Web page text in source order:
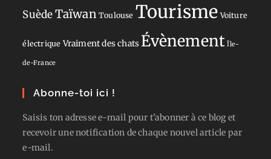
SuèdeTaïwan Toulouse Tourisme Voiture
électrique Vraiment des chats Évènement Île-
de-France
Abonne-toi ici !
Saisis ton adresse e-mail pour t'abonner à ce blog et
recevoir une notification de chaque nouvel article par
e-mail.